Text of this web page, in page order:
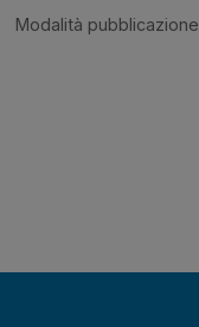
Modalità pubblicazione